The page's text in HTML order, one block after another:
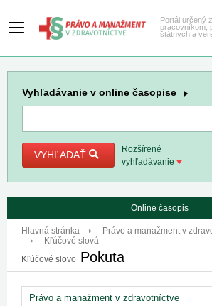
Portál určený
pracovníkom,
štátnych a
Vyhľadávanie v online časopise
VYHĽADAŤ
Rozšírené
vyhľadávanie
Online časopis
Hlavná stránka
Právo a manažment v
Kľúčové slová
Kľúčové slovo Pokuta
Právo a manažment v zdravotníctve